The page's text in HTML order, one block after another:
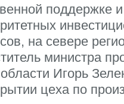
поддержке
на севере
министра
Игорь
цеха по